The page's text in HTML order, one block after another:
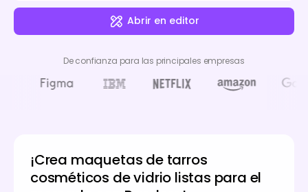
Abrir en editor
De confianza para las principales empresas
¡Crea maquetas de tarros
cosméticos de vidrio listas para el